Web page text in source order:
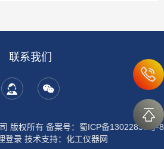
联系我们
版权所有 备案号：蜀ICP备13022837号-8
登录 技术支持： 化工仪器网